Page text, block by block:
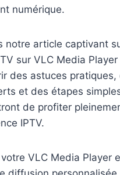
numérique.
notre article captivant
sur VLC Media
des astuces pratiques,
et des étapes
de profiter
IPTV.
VLC Media Player